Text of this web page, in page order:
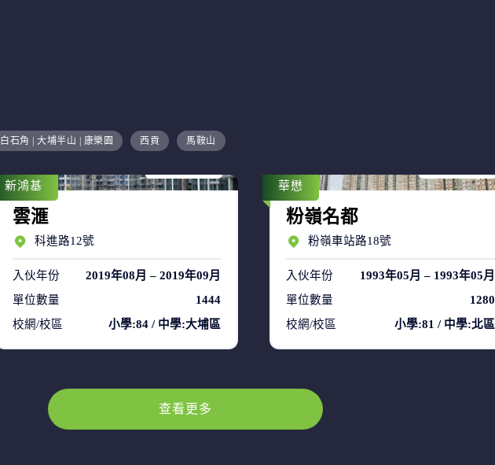
白石角 | 大埔半山 | 康樂園 西貢 馬鞍山
售盤 17
新鴻基
雲滙
科進路12號
入伙年份
2019年08月 – 2019年09月
單位數量
1444
校網/校區
小學:84 / 中學:大埔區
華懋
粉嶺名都
粉嶺車站路18號
入伙年份
1993年05月 – 1993年05月
單位數量
1280
校網/校區
小學:81 / 中學:北區
查看更多